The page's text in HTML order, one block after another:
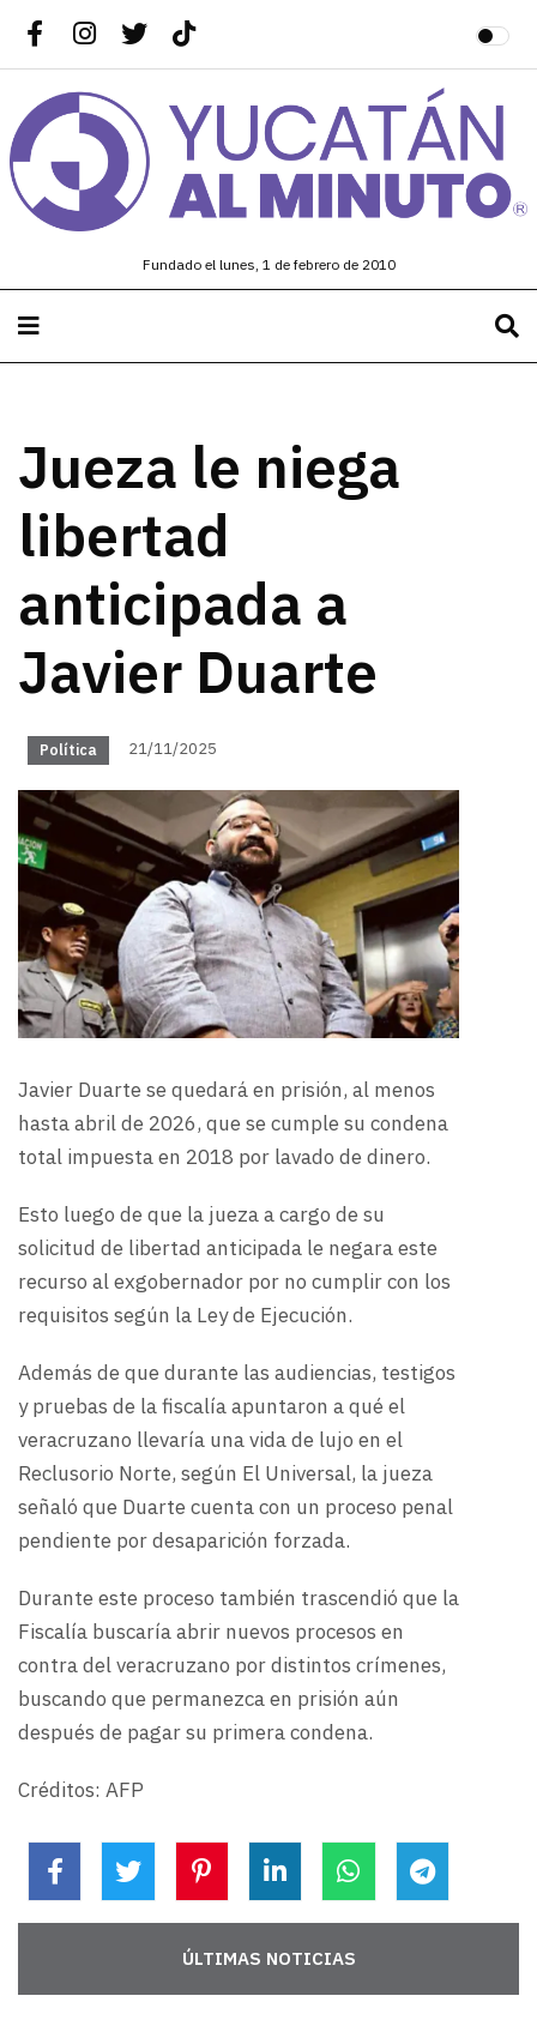
Fundado el lunes, 1 de febrero de 2010
Jueza le niega
libertad
anticipada a
Javier Duarte
Política 21/11/2025
Javier Duarte se quedará en prisión, al menos
hasta abril de 2026, que se cumple su condena
total impuesta en 2018 por lavado de dinero.
Esto luego de que la jueza a cargo de su
solicitud de libertad anticipada le negara este
recurso al exgobernador por no cumplir con los
requisitos según la Ley de Ejecución.
Además de que durante las audiencias, testigos
y pruebas de la fiscalía apuntaron a qué el
veracruzano llevaría una vida de lujo en el
Reclusorio Norte, según El Universal, la jueza
señaló que Duarte cuenta con un proceso penal
pendiente por desaparición forzada.
Durante este proceso también trascendió que la
Fiscalía buscaría abrir nuevos procesos en
contra del veracruzano por distintos crímenes,
buscando que permanezca en prisión aún
después de pagar su primera condena.
Créditos: AFP
ÚLTIMAS NOTICIAS